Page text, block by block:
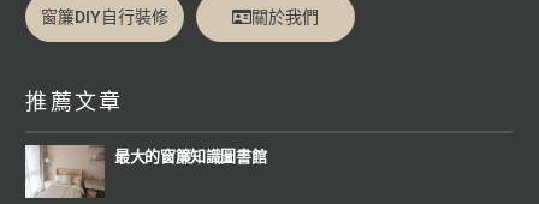
窗簾DIY自行裝修 關於我們
推薦文章
最大的窗簾知識圖書館